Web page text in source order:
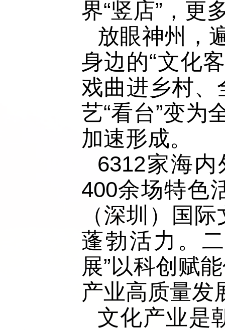
界“竖店”，更
放眼神州，
身边的“文化
戏曲进乡村
艺“看台”变为
加速形成。
6312家海
400余场特色
（深圳）国
蓬勃活力。
展”以科创赋
产业高质量发
文化产业是